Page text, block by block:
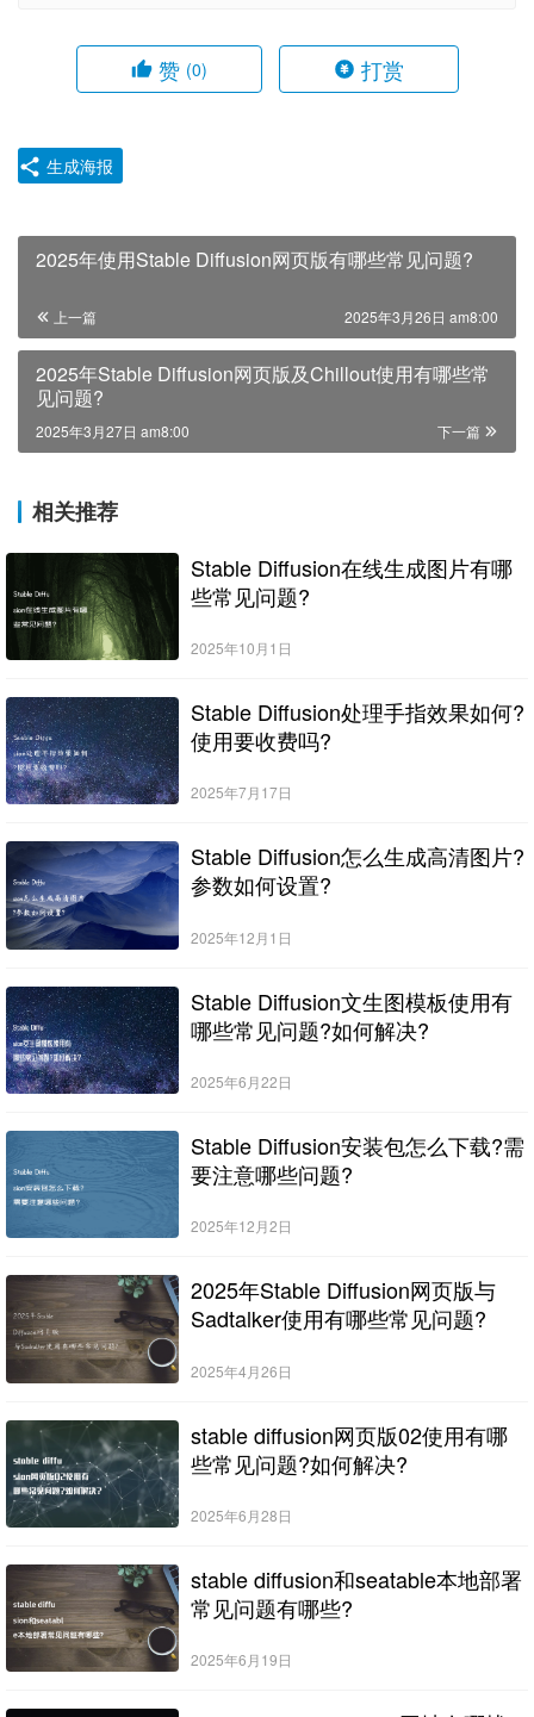
赞 (0) 打赏
生成海报
2025年使用Stable Diffusion网页版有哪些常见问题?
上一篇 2025年3月26日 am8:00
2025年Stable Diffusion网页版及Chillout使用有哪些常
见问题?
下一篇
2025年3月27日 am8:00
相关推荐
Stable Diffusion在线生成图片有哪
些常见问题?
2025年10月1日
Stable Diffusion处理手指效果如何?
使用要收费吗?
2025年7月17日
Stable Diffusion怎么生成高清图片?
参数如何设置?
2025年12月1日
Stable Diffusion文生图模板使用有
哪些常见问题?如何解决?
2025年6月22日
Stable Diffusion安装包怎么下载?需
要注意哪些问题?
2025年12月2日
2025年Stable Diffusion网页版与
Sadtalker使用有哪些常见问题?
2025年4月26日
stable diffusion网页版02使用有哪
些常见问题?如何解决?
2025年6月28日
stable diffusion和seatable本地部署
常见问题有哪些?
2025年6月19日